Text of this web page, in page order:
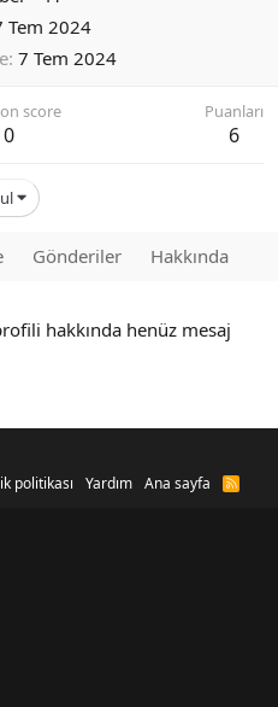
Tem 2024
7 Tem 2024
score
0
Puanları
6
Gönderiler Hakkında
hakkında henüz mesaj
politikası Yardım Ana sayfa
R